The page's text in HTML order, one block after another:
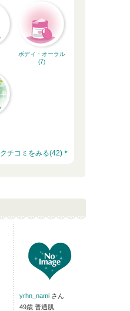
ボディ・オーラル
(7)
クチコミをみる(42)
yrhn_nami さん
49歳 普通肌